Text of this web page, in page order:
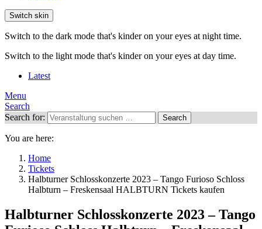
Switch skin
Switch to the dark mode that's kinder on your eyes at night time.
Switch to the light mode that's kinder on your eyes at day time.
Latest
Menu
Search
Search for:
Search
You are here:
Home
Tickets
Halbturner Schlosskonzerte 2023 – Tango Furioso Schloss
Halbturn – Freskensaal HALBTURN Tickets kaufen
Halbturner Schlosskonzerte 2023 – Tango